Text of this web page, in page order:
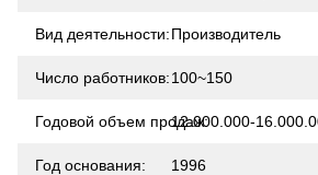
Вид деятельности:Производитель
Число работников:100~150
Годовой объем продаж:12.000.000-
Год основания: 1996